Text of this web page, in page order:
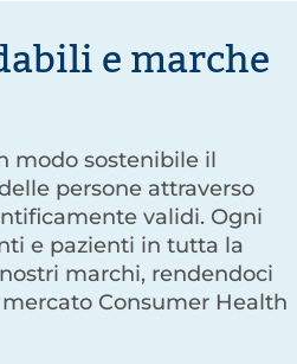
e marche
modo sostenibile il
persone attraverso
validi. Ogni
e pazienti in tutta la
marchi, rendendoci
Consumer Health